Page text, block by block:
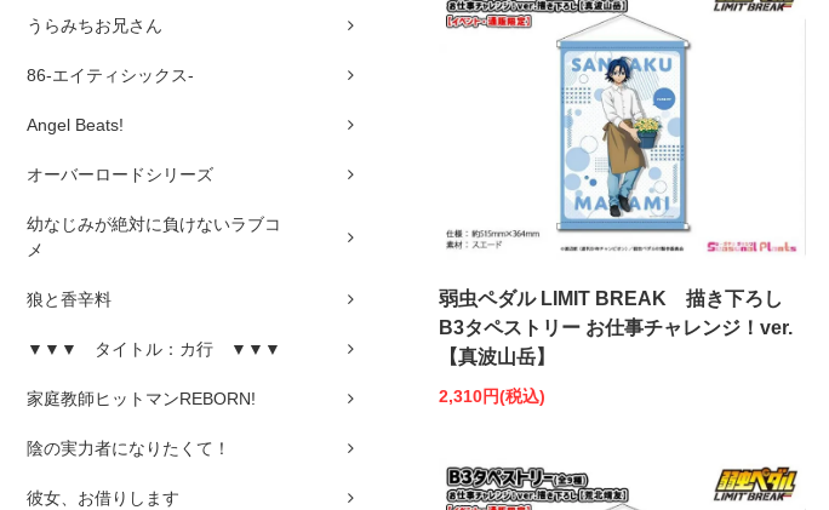
うらみちお兄さん
86-エイティシックス-
Angel Beats!
オーバーロードシリーズ
幼なじみが絶対に負けないラブコ
メ
狼と香辛料
▼▼▼ タイトル：カ行 ▼▼▼
家庭教師ヒットマンREBORN!
陰の実力者になりたくて！
彼女、お借りします
弱虫ペダル LIMIT BREAK 描き下ろし
B3タペストリー お仕事チャレンジ！ver.
【真波山岳】
2,310円(税込)